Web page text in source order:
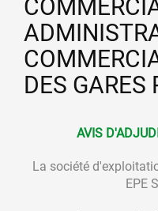
DES GARES
AVIS
La société
EPE